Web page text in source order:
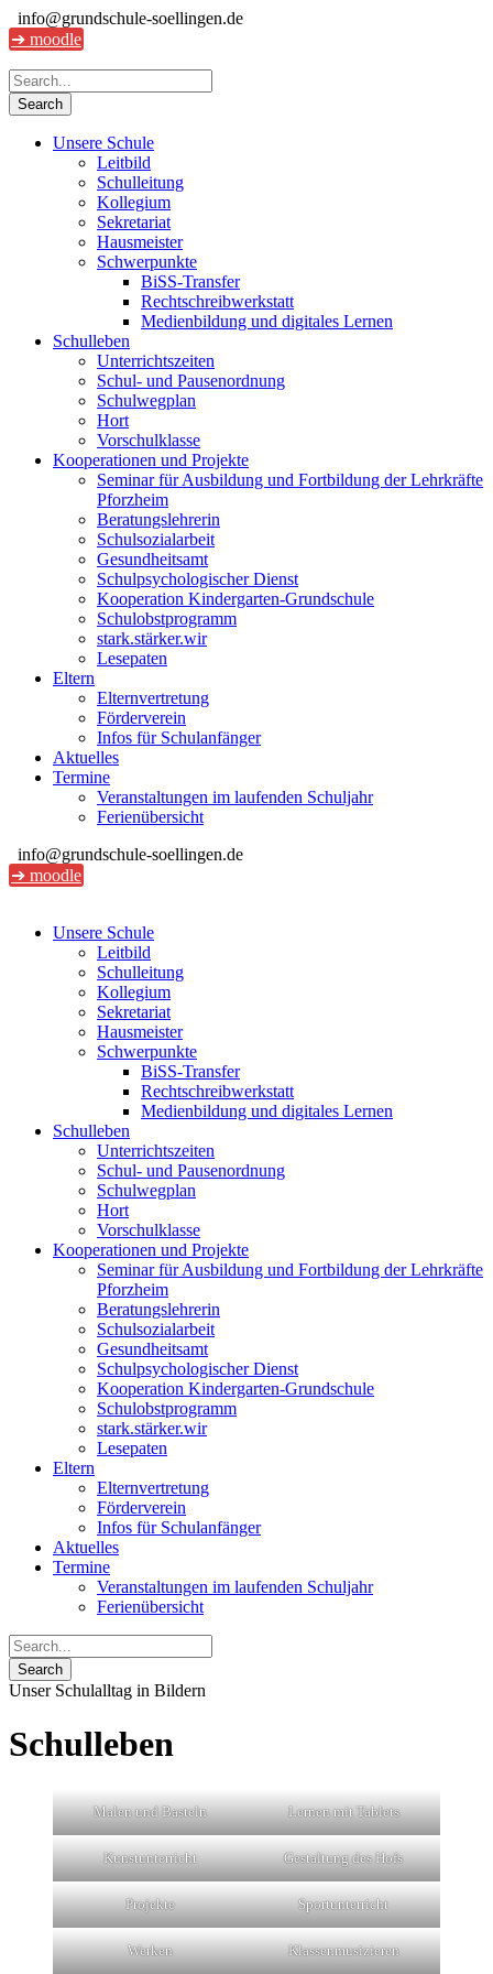
info@grundschule-soellingen.de
➔ moodle
Unsere Schule
Leitbild
Schulleitung
Kollegium
Sekretariat
Hausmeister
Schwerpunkte
BiSS-Transfer
Rechtschreibwerkstatt
Medienbildung und digitales Lernen
Schulleben
Unterrichtszeiten
Schul- und Pausenordnung
Schulwegplan
Hort
Vorschulklasse
Kooperationen und Projekte
Seminar für Ausbildung und Fortbildung der Lehrkräfte
Pforzheim
Beratungslehrerin
Schulsozialarbeit
Gesundheitsamt
Schulpsychologischer Dienst
Kooperation Kindergarten-Grundschule
Schulobstprogramm
stark.stärker.wir
Lesepaten
Eltern
Elternvertretung
Förderverein
Infos für Schulanfänger
Aktuelles
Termine
Veranstaltungen im laufenden Schuljahr
Ferienübersicht
info@grundschule-soellingen.de
➔ moodle
Unsere Schule
Leitbild
Schulleitung
Kollegium
Sekretariat
Hausmeister
Schwerpunkte
BiSS-Transfer
Rechtschreibwerkstatt
Medienbildung und digitales Lernen
Schulleben
Unterrichtszeiten
Schul- und Pausenordnung
Schulwegplan
Hort
Vorschulklasse
Kooperationen und Projekte
Seminar für Ausbildung und Fortbildung der Lehrkräfte
Pforzheim
Beratungslehrerin
Schulsozialarbeit
Gesundheitsamt
Schulpsychologischer Dienst
Kooperation Kindergarten-Grundschule
Schulobstprogramm
stark.stärker.wir
Lesepaten
Eltern
Elternvertretung
Förderverein
Infos für Schulanfänger
Aktuelles
Termine
Veranstaltungen im laufenden Schuljahr
Ferienübersicht
Unser Schulalltag in Bildern
Schulleben
Malen und Basteln Lernen mit Tablets
Kunstunterricht Gestaltung des Hofs
Projekte Sportunterricht
Werken Klassenmusizieren